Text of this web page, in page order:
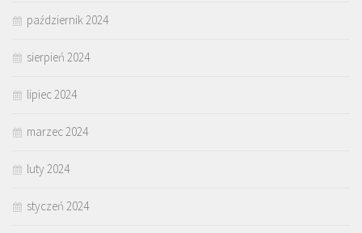
październik 2024
sierpień 2024
lipiec 2024
marzec 2024
luty 2024
styczeń 2024